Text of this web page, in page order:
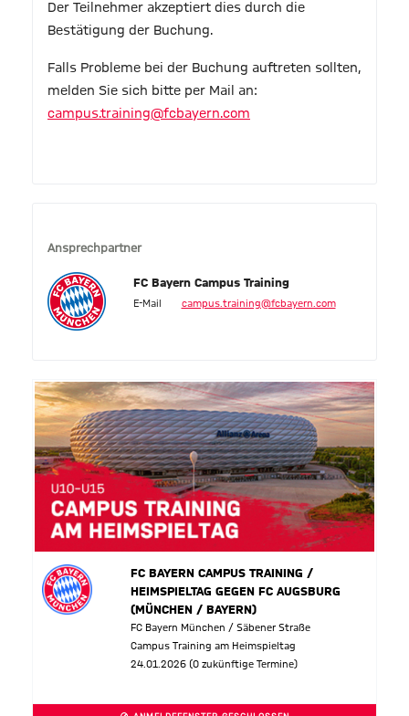
Der Teilnehmer akzeptiert dies durch die
Bestätigung der Buchung.
Falls Probleme bei der Buchung auftreten sollten,
melden Sie sich bitte per Mail an:
campus.training@fcbayern.com
Ansprechpartner
FC Bayern Campus Training
E-Mail campus.training@fcbayern.com
FC BAYERN CAMPUS TRAINING /
HEIMSPIELTAG GEGEN FC AUGSBURG
(MÜNCHEN / BAYERN)
FC Bayern München / Säbener Straße
Campus Training am Heimspieltag
24.01.2026 (0 zukünftige Termine)